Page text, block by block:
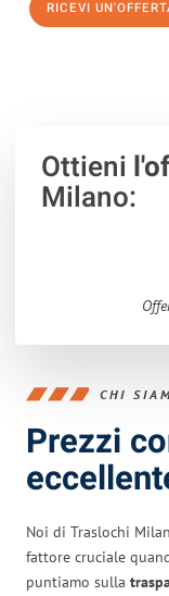
RICEVI
Ottieni
Milano:
CHI
Prezzi
Noi di Traslochi
fattore cruciale
puntiamo sulla